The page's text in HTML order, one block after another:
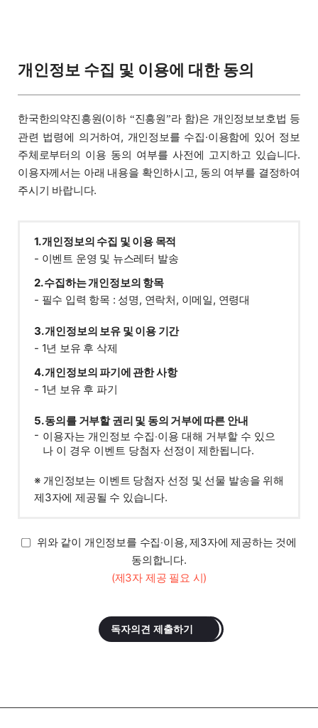
개인정보 수집 및 이용에 대한 동의
한국한의약진흥원(이하 “진흥원”라 함)은 개인정보보호법 등
관련 법령에 의거하여, 개인정보를 수집·이용함에 있어 정보
주체로부터의 이용 동의 여부를 사전에 고지하고 있습니다.
이용자께서는 아래 내용을 확인하시고, 동의 여부를 결정하여
주시기 바랍니다.
1. 개인정보의 수집 및 이용 목적
- 이벤트 운영 및 뉴스레터 발송
2. 수집하는 개인정보의 항목
- 필수 입력 항목 : 성명, 연락처, 이메일, 연령대
3. 개인정보의 보유 및 이용 기간
- 1년 보유 후 삭제
4. 개인정보의 파기에 관한 사항
- 1년 보유 후 파기
5. 동의를 거부할 권리 및 동의 거부에 따른 안내
이용자는 개인정보 수집‧이용 대해 거부할 수 있으
나 이 경우 이벤트 당첨자 선정이 제한됩니다.
※ 개인정보는 이벤트 당첨자 선정 및 선물 발송을 위해
제3자에 제공될 수 있습니다.
위와 같이 개인정보를 수집‧이용, 제3자에 제공하는 것에
동의합니다.
(제3자 제공 필요 시)
독자의견 제출하기